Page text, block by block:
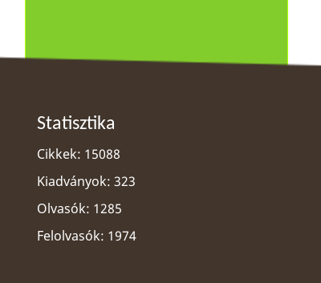
Statisztika
Cikkek: 15088
Kiadványok: 323
Olvasók: 1285
Felolvasók: 1974